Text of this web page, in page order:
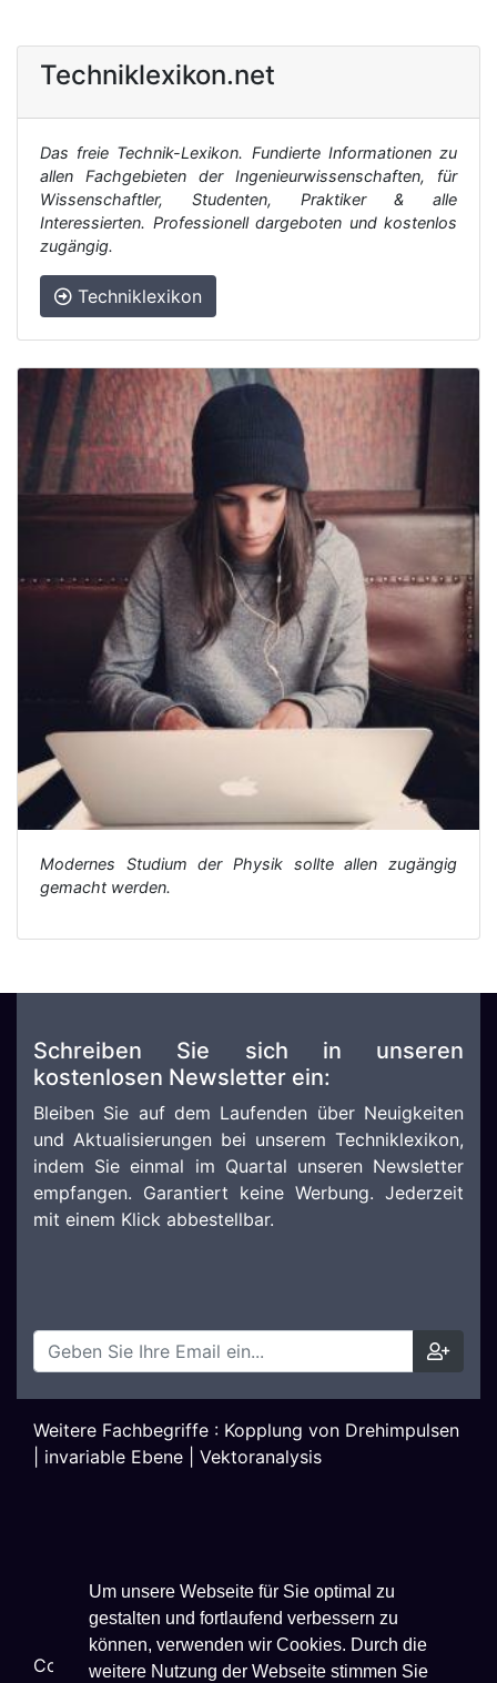
Um unsere Webseite für Sie optimal zu
gestalten und fortlaufend verbessern zu
können, verwenden wir Cookies. Durch die
weitere Nutzung der Webseite stimmen Sie
Techniklexikon.net
Das freie Technik-Lexikon. Fundierte Informationen zu
allen Fachgebieten der Ingenieurwissenschaften, für
Wissenschaftler, Studenten, Praktiker & alle
Interessierten. Professionell dargeboten und kostenlos
zugängig.
Techniklexikon
Modernes Studium der Physik sollte allen zugängig
gemacht werden.
Schreiben Sie sich in unseren
kostenlosen Newsletter ein:
Bleiben Sie auf dem Laufenden über Neuigkeiten
und Aktualisierungen bei unserem Techniklexikon,
indem Sie einmal im Quartal unseren Newsletter
empfangen. Garantiert keine Werbung. Jederzeit
mit einem Klick abbestellbar.
Weitere Fachbegriffe : Kopplung von Drehimpulsen
invariable Ebene Vektoranalysis
Copyright © 2026Techniklexikon.net - All Rights